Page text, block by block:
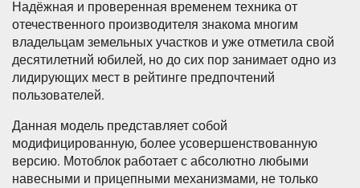
Надёжная и проверенная временем техника от
отечественного производителя знакома многим
владельцам земельных участков и уже отметила свой
десятилетний юбилей, но до сих пор занимает одно из
лидирующих мест в рейтинге предпочтений
пользователей.
Данная модель представляет собой
модифицированную, более усовершенствованную
версию. Мотоблок работает с абсолютно любыми
навесными и прицепными механизмами, не только